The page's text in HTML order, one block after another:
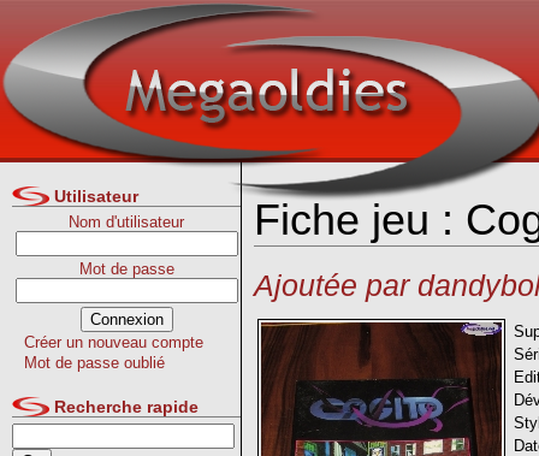
Utilisateur
Nom d'utilisateur
Mot de passe
Créer un nouveau compte
Mot de passe oublié
Recherche rapide
Fiche jeu :
Ajoutée par